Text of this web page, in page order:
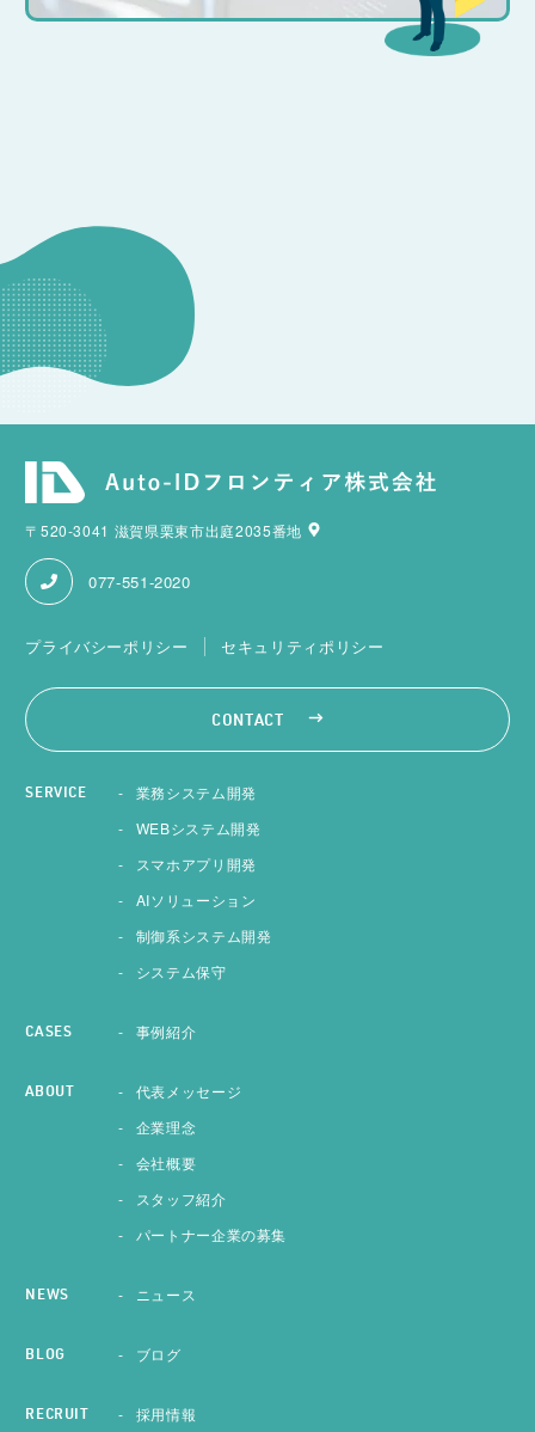
〒520-3041 滋賀県栗東市出庭2035番地
077-551-2020
プライバシーポリシー セキュリティポリシー
CONTACT
SERVICE
業務システム開発
WEBシステム開発
スマホアプリ開発
AIソリューション
制御系システム開発
システム保守
CASES 事例紹介
ABOUT
代表メッセージ
企業理念
会社概要
スタッフ紹介
パートナー企業の募集
NEWS ニュース
BLOG ブログ
RECRUIT 採用情報